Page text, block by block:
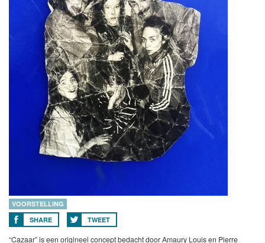
VOORSTELLING
SHARE
TWEET
“Cazaar” is een origineel concept bedacht door Amaury Louis en Pierre